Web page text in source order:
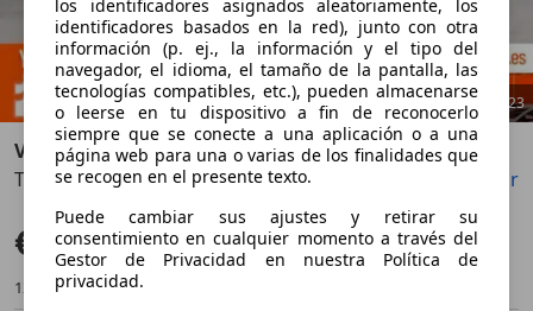
Anterior
23
Volvo S60
T4 Business Plus Aut.
Compartir
€ 18.990 Súper oferta
123.000 km
los identificadores asignados aleatoriamente, los
identificadores basados en la red), junto con otra
información (p. ej., la información y el tipo del
navegador, el idioma, el tamaño de la pantalla, las
tecnologías compatibles, etc.), pueden almacenarse
o leerse en tu dispositivo a fin de reconocerlo
siempre que se conecte a una aplicación o a una
página web para una o varias de los finalidades que
se recogen en el presente texto.
Puede cambiar sus ajustes y retirar su
consentimiento en cualquier momento a través del
Gestor de Privacidad en nuestra Política de
privacidad.